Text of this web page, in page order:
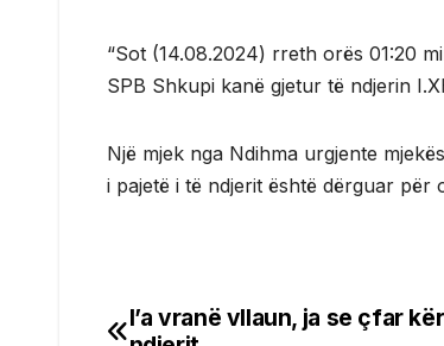
“Sot (14.08.2024) rreth orës 01:20
SPB Shkupi kanë gjetur të ndjerin
Një mjek nga Ndihma urgjente
i pajetë i të ndjerit është dërguar për
Post
I’a vranë vllaun, ja se çfar